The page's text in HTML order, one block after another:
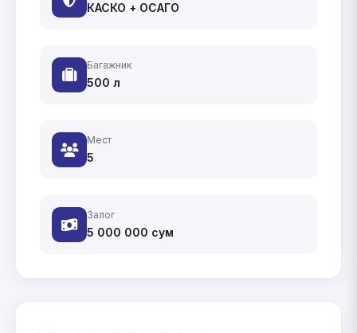
КАСКО + ОСАГО
Багажник
500 л
Мест
5
Залог
5 000 000 сум